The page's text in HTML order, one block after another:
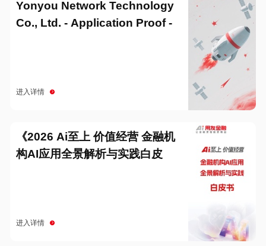
Yonyou Network Technology
Co., Ltd. - Application Proof -
进入详情
《2026 Ai至上 价值经营 金融机
构AI应用全景解析与实践白皮
进入详情